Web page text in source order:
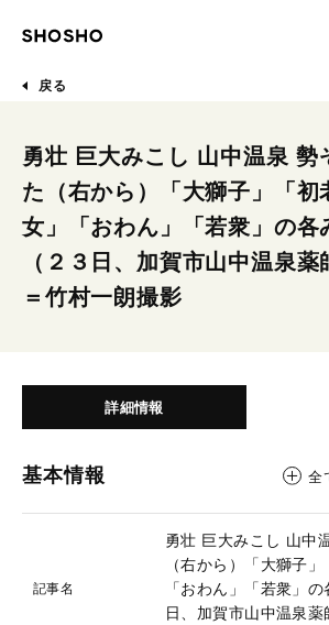
戻る
勇壮 巨大みこし 山中温泉 勢
た（右から）「大獅子」「初
女」「おわん」「若衆」の各
（２３日、加賀市山中温泉薬
＝竹村一朗撮影
詳細情報
基本情報 全
記事名
勇壮 巨大みこし 山中
（右から）「大獅子」
「おわん」「若衆」
日、加賀市山中温泉